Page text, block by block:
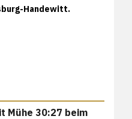
Handewitt.
Mühe 30:27 beim